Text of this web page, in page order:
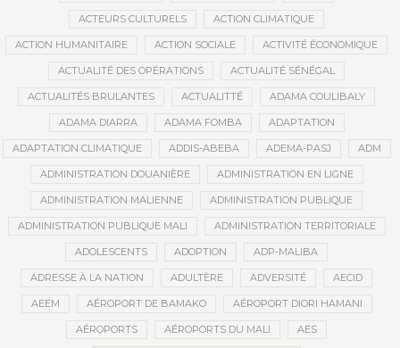
ACTEURS CULTURELS ACTION CLIMATIQUE
ACTION HUMANITAIRE ACTION SOCIALE ACTIVITÉ ÉCONOMIQUE
ACTUALITÉ DES OPÉRATIONS ACTUALITÉ SÉNÉGAL
ACTUALITÉS BRULANTES ACTUALITTÉ ADAMA COULIBALY
ADAMA DIARRA ADAMA FOMBA ADAPTATION
ADAPTATION CLIMATIQUE ADDIS-ABEBA ADEMA-PASJ ADM
ADMINISTRATION DOUANIÈRE ADMINISTRATION EN LIGNE
ADMINISTRATION MALIENNE ADMINISTRATION PUBLIQUE
ADMINISTRATION PUBLIQUE MALI ADMINISTRATION TERRITORIALE
ADOLESCENTS ADOPTION ADP-MALIBA
ADRESSE À LA NATION ADULTÈRE ADVERSITÉ AECID
AEEM AÉROPORT DE BAMAKO AÉROPORT DIORI HAMANI
AÉROPORTS AÉROPORTS DU MALI AES